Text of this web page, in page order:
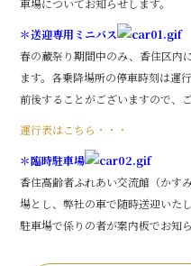
e
b
o
o
k
車場についてお知らせします。
＊送迎専用ミニバス
春の蔵祭り期間中のみ、香住区内
ます。各乗降場所の停車時刻は運
前後することがございますので、
運行表はこちら・・・
＊臨時駐車場
香住高齢者ふれあい交流館（かす
場とし、弊社の車で随時送迎いた
駐車場で係りの者が案内板でお知